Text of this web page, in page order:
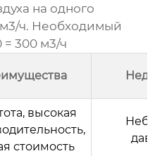
на одного
м3/ч. Необходимый
= 300 м3/ч
высокая
стоимость